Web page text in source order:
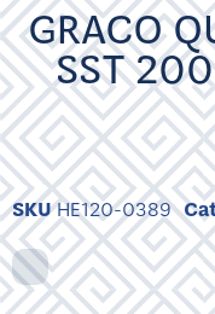
GRACO
SST
SKUHE120-0389